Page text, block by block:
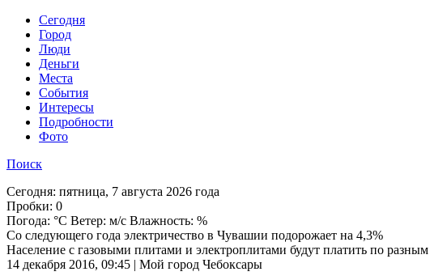
Cегодня
Город
Люди
Деньги
Места
События
Интересы
Подробности
Фото
Поиск
Сегодня: пятница, 7 августа 2026 года
Пробки: 0
Погода: °C Ветер: м/с Влажность: %
Со следующего года электричество в Чувашии подорожает на 4,3%
Население с газовыми плитами и электроплитами будут платить по
14 декабря 2016, 09:45 | Мой город Чебоксары